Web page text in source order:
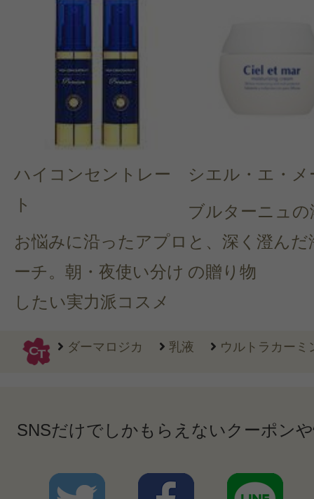
ハイコンセントレー
ト
お悩みに沿ったアプロ
ーチ。朝・夜使い分け
したい実力派コスメ
シエル・エ・メ
ブルターニュの
と、深く澄んだ
の贈り物
ダーマロジカ 乳液 ウルトラカーミ
SNSだけでしかもらえないクーポン